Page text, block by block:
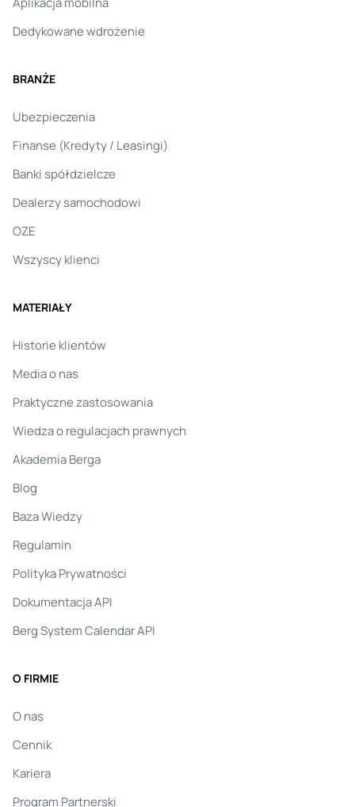
Dedykowane wdrożenie
BRANŻE
Ubezpieczenia
Finanse (Kredyty / Leasingi)
Banki spółdzielcze
Dealerzy samochodowi
OZE
Wszyscy klienci
MATERIAŁY
Historie klientów
Media o nas
Praktyczne zastosowania
Wiedza o regulacjach prawnych
Akademia Berga
Blog
Baza Wiedzy
Regulamin
Polityka Prywatności
Dokumentacja API
Berg System Calendar API
O FIRMIE
O nas
Cennik
Kariera
Program Partnerski